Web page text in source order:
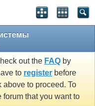
out the FAQ by
to register before
to proceed. To
that you want to